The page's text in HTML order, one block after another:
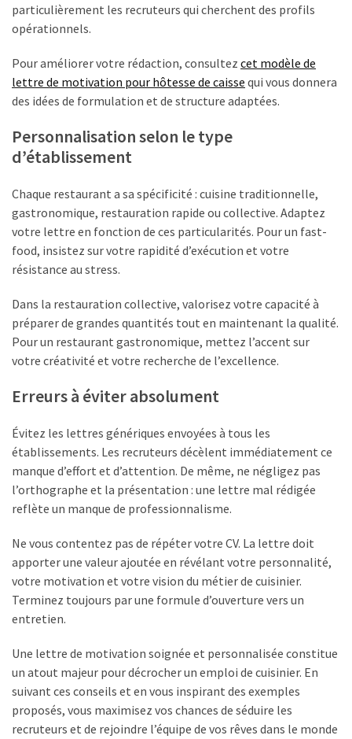
particulièrement les recruteurs qui cherchent des profils
opérationnels.
Pour améliorer votre rédaction, consultez cet modèle de
lettre de motivation pour hôtesse de caisse qui vous donnera
des idées de formulation et de structure adaptées.
Personnalisation selon le type
d’établissement
Chaque restaurant a sa spécificité : cuisine traditionnelle,
gastronomique, restauration rapide ou collective. Adaptez
votre lettre en fonction de ces particularités. Pour un fast-
food, insistez sur votre rapidité d’exécution et votre
résistance au stress.
Dans la restauration collective, valorisez votre capacité à
préparer de grandes quantités tout en maintenant la qualité.
Pour un restaurant gastronomique, mettez l’accent sur
votre créativité et votre recherche de l’excellence.
Erreurs à éviter absolument
Évitez les lettres génériques envoyées à tous les
établissements. Les recruteurs décèlent immédiatement ce
manque d’effort et d’attention. De même, ne négligez pas
l’orthographe et la présentation : une lettre mal rédigée
reflète un manque de professionnalisme.
Ne vous contentez pas de répéter votre CV. La lettre doit
apporter une valeur ajoutée en révélant votre personnalité,
votre motivation et votre vision du métier de cuisinier.
Terminez toujours par une formule d’ouverture vers un
entretien.
Une lettre de motivation soignée et personnalisée constitue
un atout majeur pour décrocher un emploi de cuisinier. En
suivant ces conseils et en vous inspirant des exemples
proposés, vous maximisez vos chances de séduire les
recruteurs et de rejoindre l’équipe de vos rêves dans le monde